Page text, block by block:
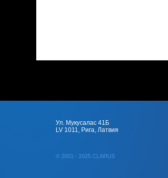
Ул. Мукусалас 41Б
LV 1011, Рига, Латвия
© 2001 - 2025 CLARUS